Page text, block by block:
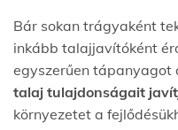
Bár sokan trágyaként
inkább talajjavítóként
egyszerűen tápanyagot
talaj tulajdonságait
környezetet a